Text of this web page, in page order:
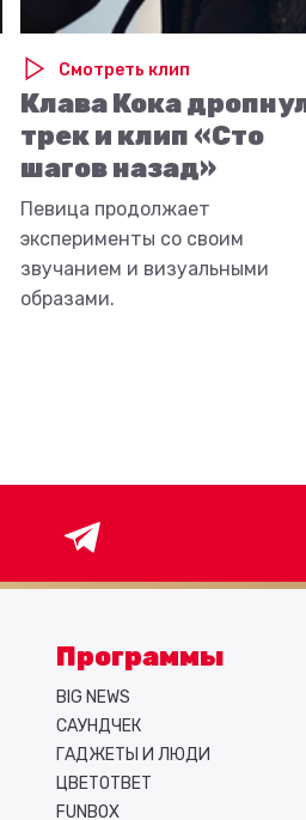
Смотреть клип
Клава Кока
трек и клип «Сто
шагов назад»
Певица продолжает
эксперименты со своим
звучанием и визуальными
образами.
Программы
BIG NEWS
САУНДЧЕК
ГАДЖЕТЫ И ЛЮДИ
ЦВЕТОТВЕТ
FUNBOX